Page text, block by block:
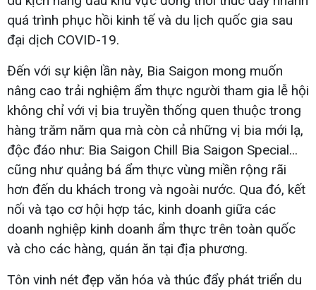
quá trình phục hồi kinh tế và du lịch quốc gia sau
đại dịch COVID-19.
Đến với sự kiện lần này, Bia Saigon mong muốn
nâng cao trải nghiệm ẩm thực người tham gia lễ hội
không chỉ với vị bia truyền thống quen thuộc trong
hàng trăm năm qua mà còn cả những vị bia mới lạ,
độc đáo như: Bia Saigon Chill Bia Saigon Special...
cũng như quảng bá ẩm thực vùng miền rộng rãi
hơn đến du khách trong và ngoài nước. Qua đó, kết
nối và tạo cơ hội hợp tác, kinh doanh giữa các
doanh nghiệp kinh doanh ẩm thực trên toàn quốc
và cho các hàng, quán ăn tại địa phương.
Tôn vinh nét đẹp văn hóa và thúc đẩy phát triển du